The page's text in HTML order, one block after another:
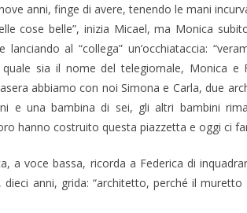
anni, finge di avere, tenendo le mani
cose belle”, inizia Micael, ma Monica
lanciando al “collega” un’occhiataccia:
sia il nome del telegiornale, Monica e
abbiamo con noi Simona e Carla, due
e una bambina di sei, gli altri bambini
hanno costruito questa piazzetta e oggi ci
a voce bassa, ricorda a Federica di
dieci anni, grida: “architetto, perché il